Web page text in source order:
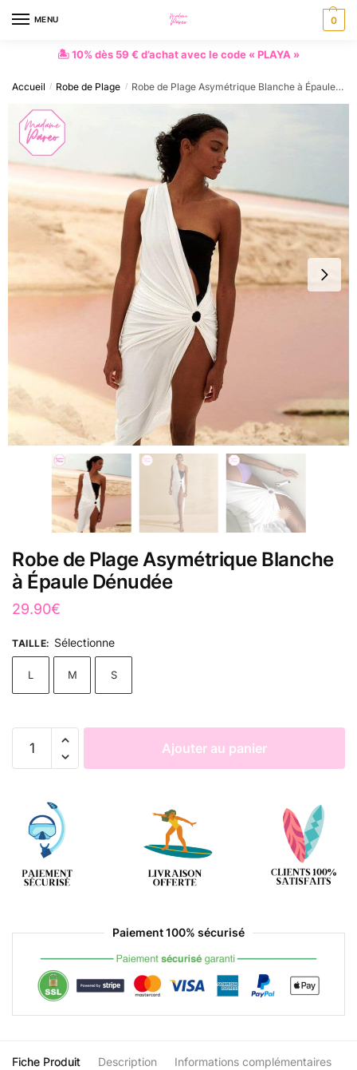
MENU 0
🏝 10% dès 59 € d’achat avec le code « PLAYA »
Accueil / Robe de Plage / Robe de Plage Asymétrique Blanche à Épaule Dénudée
Robe de Plage Asymétrique Blanche
à Épaule Dénudée
29.90€
TAILLE: Sélectionne
L M S
Ajouter au panier
Paiement 100% sécurisé
Fiche Produit Description Informations complémentaires